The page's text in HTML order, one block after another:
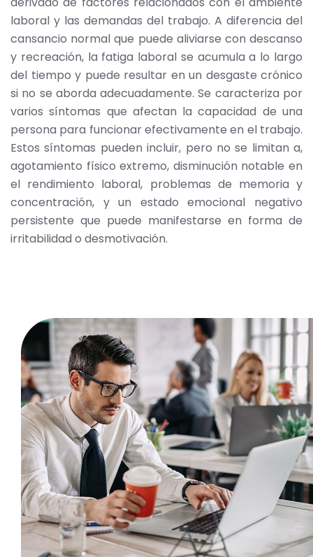
laboral y las demandas del trabajo. A diferencia del
cansancio normal que puede aliviarse con descanso
y recreación, la fatiga laboral se acumula a lo largo
del tiempo y puede resultar en un desgaste crónico
si no se aborda adecuadamente. Se caracteriza por
varios síntomas que afectan la capacidad de una
persona para funcionar efectivamente en el trabajo.
Estos síntomas pueden incluir, pero no se limitan a,
agotamiento físico extremo, disminución notable en
el rendimiento laboral, problemas de memoria y
concentración, y un estado emocional negativo
persistente que puede manifestarse en forma de
irritabilidad o desmotivación.